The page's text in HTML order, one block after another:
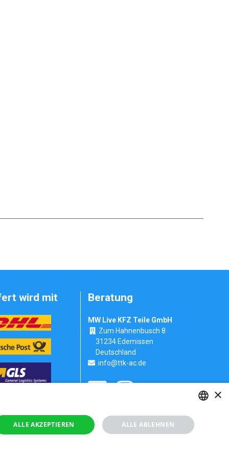
wird mit Beratung
MW Live KFZ Teile GmbH
Zum Hahnenbusch 8
31234 Edemissen
Deutschland
info@ttk-ac.de
GERMAN
×
ALLE AKZEPTIEREN ALLE ABLEHNEN